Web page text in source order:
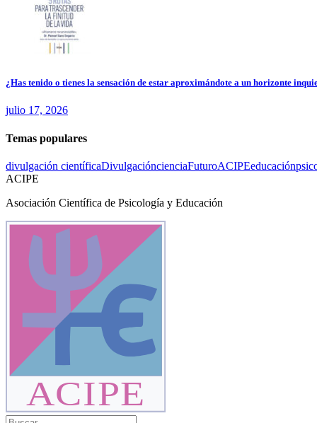
¿Has tenido o tienes la sensación de estar aproximándote a un horizonte
julio 17, 2026
Temas populares
divulgación científicaDivulgacióncienciaFuturoACIPEeducación
ACIPE
Asociación Científica de Psicología y Educación
ACIPE